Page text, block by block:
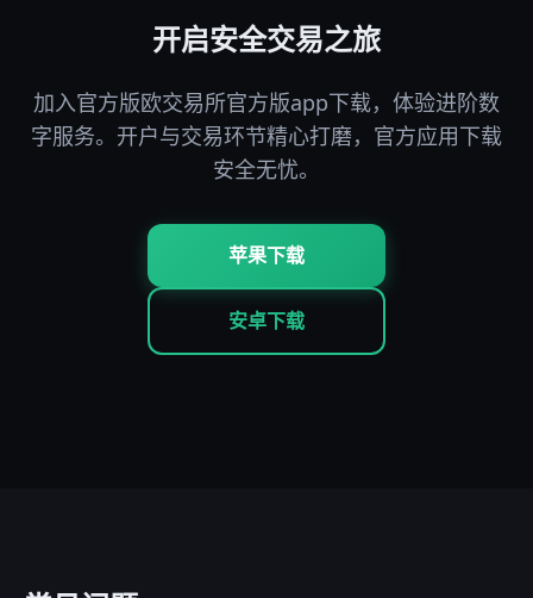
开启安全交易之旅
加入官方版欧交易所官方版app下载，体验进阶数
字服务。开户与交易环节精心打磨，官方应用下载
安全无忧。
苹果下载
安卓下载